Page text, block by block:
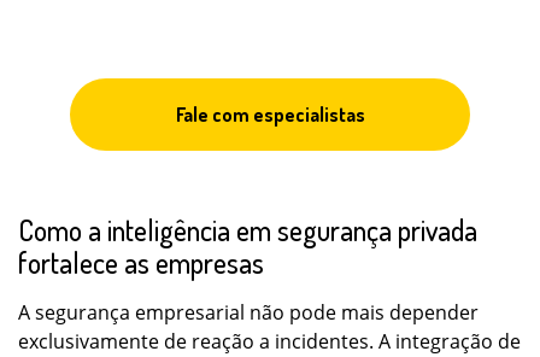
Fale com especialistas
Como a inteligência em segurança privada
fortalece as empresas
A segurança empresarial não pode mais depender
exclusivamente de reação a incidentes. A integração de